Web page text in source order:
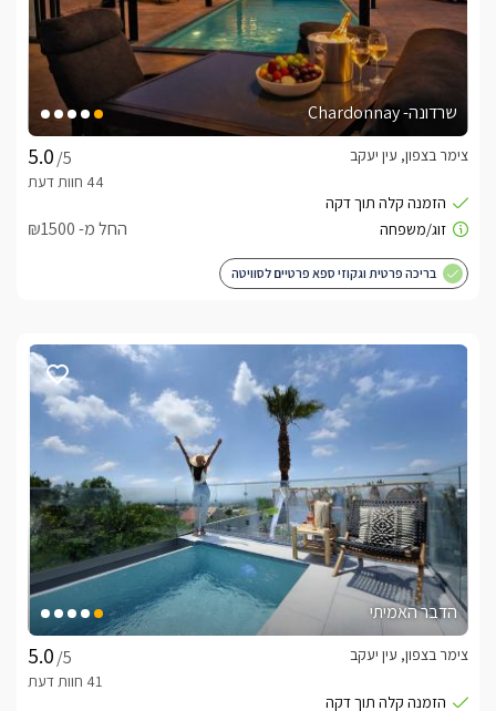
שרדונה- Chardonnay
/5
צימר בצפון, עין יעקב
החל מ- ₪1500
בריכה פרטית וגקוזי ספא פרטיים לסוויטה
הדבר האמיתי
/5
צימר בצפון, עין יעקב